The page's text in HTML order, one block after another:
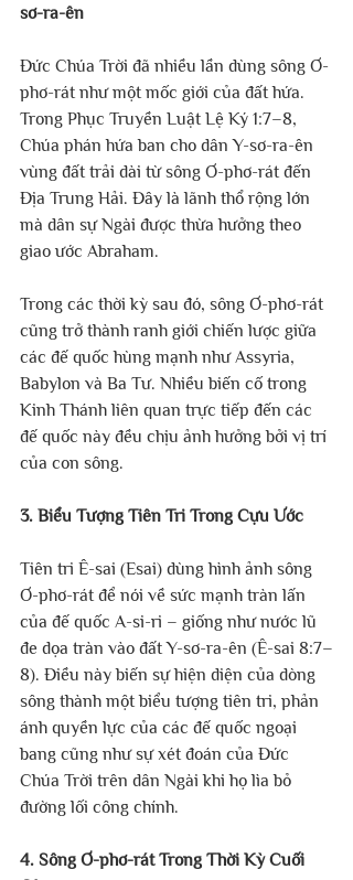
sơ-ra-ên
Đức Chúa Trời đã nhiều lần dùng sông Ơ-
phơ-rát như một mốc giới của đất hứa.
Trong Phục Truyền Luật Lệ Ký 1:7–8,
Chúa phán hứa ban cho dân Y-sơ-ra-ên
vùng đất trải dài từ sông Ơ-phơ-rát đến
Địa Trung Hải. Đây là lãnh thổ rộng lớn
mà dân sự Ngài được thừa hưởng theo
giao ước Abraham.
Trong các thời kỳ sau đó, sông Ơ-phơ-rát
cũng trở thành ranh giới chiến lược giữa
các đế quốc hùng mạnh như Assyria,
Babylon và Ba Tư. Nhiều biến cố trong
Kinh Thánh liên quan trực tiếp đến các
đế quốc này đều chịu ảnh hưởng bởi vị trí
của con sông.
3. Biểu Tượng Tiên Tri Trong Cựu Ước
Tiên tri Ê-sai (Esai) dùng hình ảnh sông
Ơ-phơ-rát để nói về sức mạnh tràn lấn
của đế quốc A-si-ri – giống như nước lũ
đe dọa tràn vào đất Y-sơ-ra-ên (Ê-sai 8:7–
8). Điều này biến sự hiện diện của dòng
sông thành một biểu tượng tiên tri, phản
ánh quyền lực của các đế quốc ngoại
bang cũng như sự xét đoán của Đức
Chúa Trời trên dân Ngài khi họ lìa bỏ
đường lối công chính.
4. Sông Ơ-phơ-rát Trong Thời Kỳ Cuối